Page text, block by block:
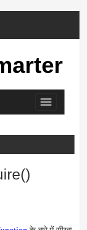
Toggle
navigation